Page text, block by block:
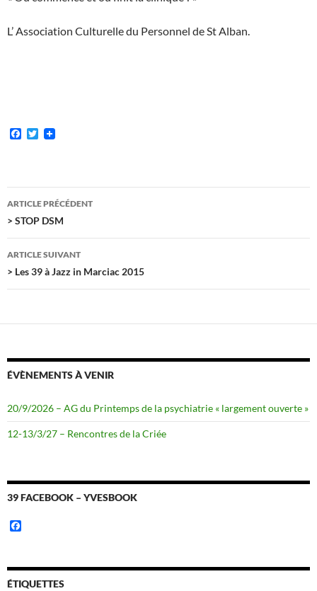
L’ Association Culturelle du Personnel de St Alban.
F
o
o
T
e
r
Navigation
des
articles
ARTICLE PRÉCÉDENT
> STOP DSM
ARTICLE SUIVANT
> Les 39 à Jazz in Marciac 2015
ÉVÈNEMENTS À VENIR
20/9/2026 – AG du Printemps de la psychiatrie « largement ouverte »
12-13/3/27 – Rencontres de la Criée
39 FACEBOOK – YVESBOOK
b
o
ÉTIQUETTES